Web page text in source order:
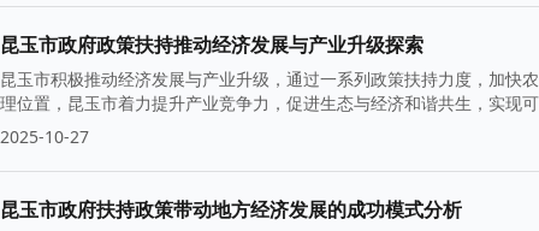
昆玉市政府政策扶持推动经济发展与产业升级探索
昆玉市积极推动经济发展与产业升级，通过一系列政策扶持力度，加快
理位置，昆玉市着力提升产业竞争力，促进生态与经济和谐共生，实现
2025-10-27
昆玉市政府扶持政策带动地方经济发展的成功模式分析